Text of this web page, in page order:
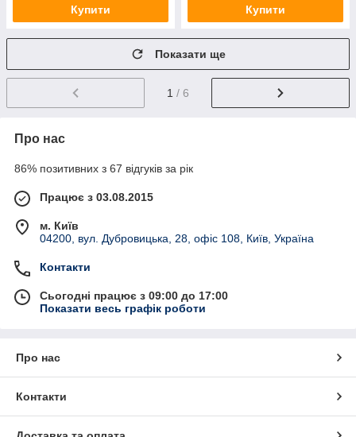
Купити Купити
Показати ще
1 / 6
Про нас
86% позитивних з 67 відгуків за рік
Працює з 03.08.2015
м. Київ
04200, вул. Дубровицька, 28, офіс 108, Київ, Україна
Контакти
Сьогодні працює з 09:00 до 17:00
Показати весь графік роботи
Про нас
Контакти